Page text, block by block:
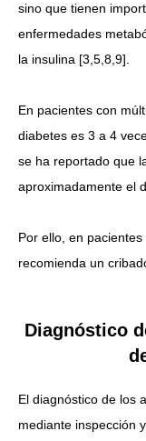
sino que tienen
enfermedades
la insulina [3,5,8,9].
En pacientes con
diabetes es 3 a 4
se ha reportado que
aproximadamente el
Por ello, en
recomienda un
Diagnóstico
El diagnóstico de los
mediante inspección